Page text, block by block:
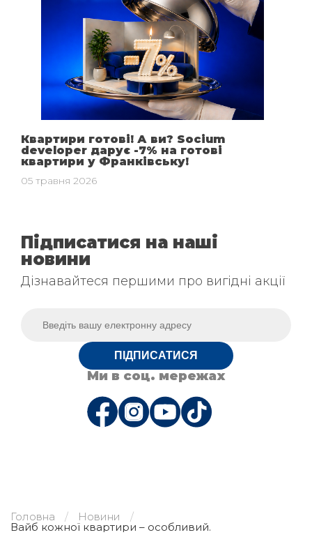
Квартири готові! А ви? Socium
developer дарує -7% на готові
квартири у Франківську!
05 травня 2026
Підписатися на наші
новини
Дізнавайтеся першими про вигідні акції
ПІДПИСАТИСЯ
Ми в соц. мережах
Головна Новини
Вайб кожної квартири – особливий.